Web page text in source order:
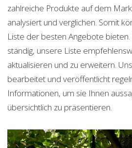
zahlreiche Produkte auf dem
analysiert und verglichen. Somit
Liste der besten Angebote
ständig, unsere Liste
aktualisieren und zu erweitern.
bearbeitet und veröffentlicht
Informationen, um sie Ihnen
übersichtlich zu präsentieren.